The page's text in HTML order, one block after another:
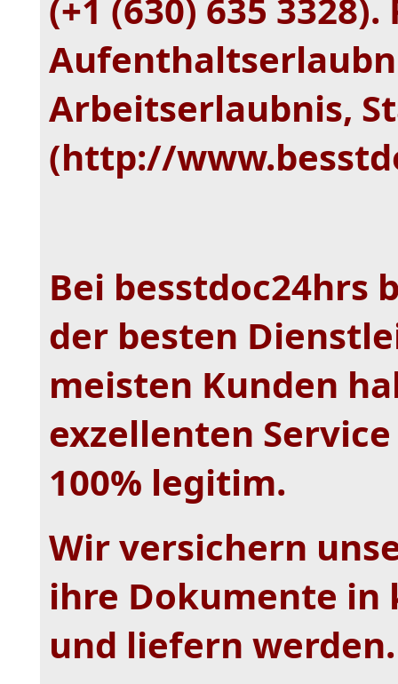
(+1 (630) 635 3328).
Arbeitserlaubnis,
(http://
Bei besstdoc24hrs
der besten
meisten Kunden
exzellenten
100% legitim.
Wir versichern
ihre Dokumente in
und liefern werden.